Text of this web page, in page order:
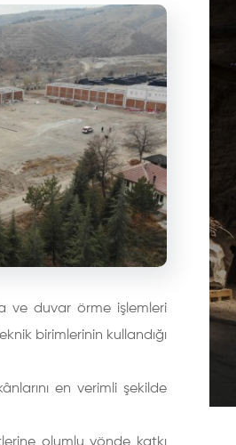
ve duvar örme işlemleri
birimlerinin kullandığı
en verimli şekilde